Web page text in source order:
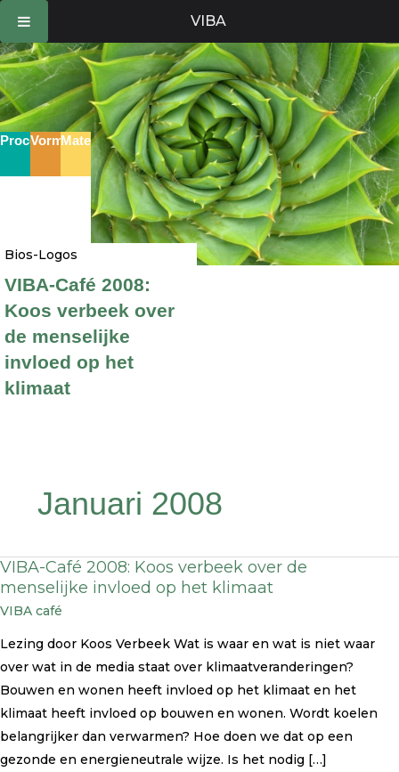
VIBA
de
inhoud
ProcesVormMaterie
Bios-Logos
VIBA-Café 2008:
Koos verbeek over
de menselijke
invloed op het
klimaat
Januari 2008
VIBA-Café 2008: Koos verbeek over de
menselijke invloed op het klimaat
VIBA café
Lezing door Koos Verbeek Wat is waar en wat is niet waar
over wat in de media staat over klimaatveranderingen?
Bouwen en wonen heeft invloed op het klimaat en het
klimaat heeft invloed op bouwen en wonen. Wordt koelen
belangrijker dan verwarmen? Hoe doen we dat op een
gezonde en energieneutrale wijze. Is het nodig […]
VIBA-
Café
2008:
Koos
verbeek
over
de
menselijke
invloed